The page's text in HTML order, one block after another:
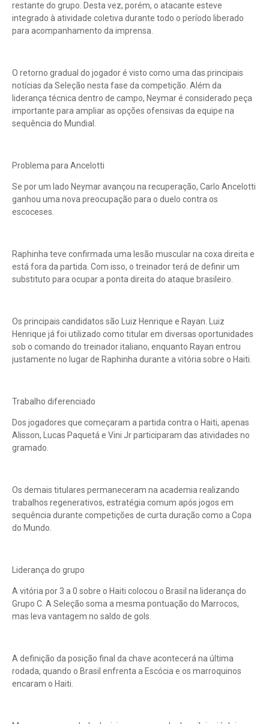
restante do grupo. Desta vez, porém, o atacante esteve
integrado à atividade coletiva durante todo o período liberado
para acompanhamento da imprensa.
O retorno gradual do jogador é visto como uma das principais
notícias da Seleção nesta fase da competição. Além da
liderança técnica dentro de campo, Neymar é considerado peça
importante para ampliar as opções ofensivas da equipe na
sequência do Mundial.
Problema para Ancelotti
Se por um lado Neymar avançou na recuperação, Carlo Ancelotti
ganhou uma nova preocupação para o duelo contra os
escoceses.
Raphinha teve confirmada uma lesão muscular na coxa direita e
está fora da partida. Com isso, o treinador terá de definir um
substituto para ocupar a ponta direita do ataque brasileiro.
Os principais candidatos são Luiz Henrique e Rayan. Luiz
Henrique já foi utilizado como titular em diversas oportunidades
sob o comando do treinador italiano, enquanto Rayan entrou
justamente no lugar de Raphinha durante a vitória sobre o Haiti.
Trabalho diferenciado
Dos jogadores que começaram a partida contra o Haiti, apenas
Alisson, Lucas Paquetá e Vini Jr participaram das atividades no
gramado.
Os demais titulares permaneceram na academia realizando
trabalhos regenerativos, estratégia comum após jogos em
sequência durante competições de curta duração como a Copa
do Mundo.
Liderança do grupo
A vitória por 3 a 0 sobre o Haiti colocou o Brasil na liderança do
Grupo C. A Seleção soma a mesma pontuação do Marrocos,
mas leva vantagem no saldo de gols.
A definição da posição final da chave acontecerá na última
rodada, quando o Brasil enfrenta a Escócia e os marroquinos
encaram o Haiti.